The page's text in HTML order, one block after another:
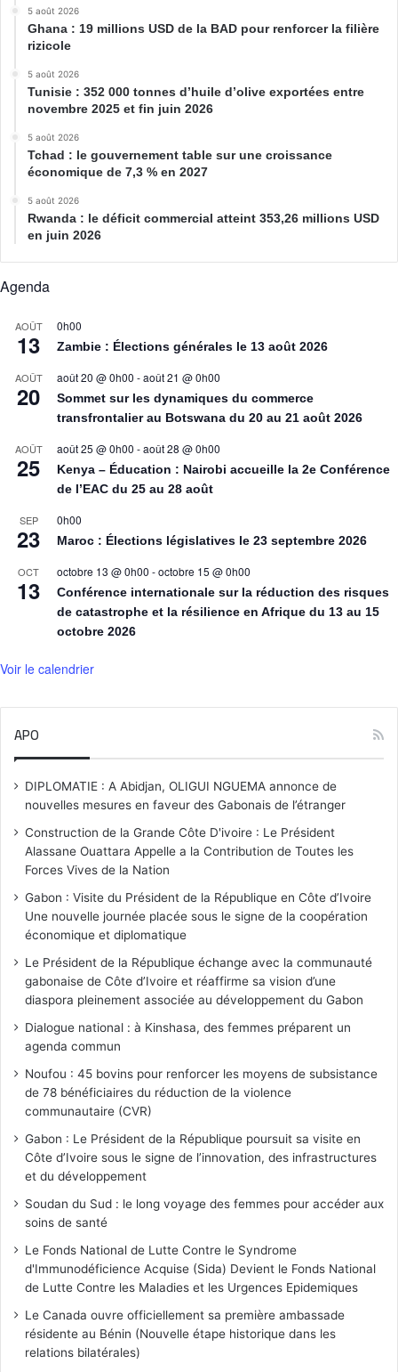
5 août 2026
Ghana : 19 millions USD de la BAD pour renforcer la filière
rizicole
5 août 2026
Tunisie : 352 000 tonnes d’huile d’olive exportées entre
novembre 2025 et fin juin 2026
5 août 2026
Tchad : le gouvernement table sur une croissance
économique de 7,3 % en 2027
5 août 2026
Rwanda : le déficit commercial atteint 353,26 millions USD
en juin 2026
Agenda
AOÛT
13
0h00
Zambie : Élections générales le 13 août 2026
AOÛT
20
août 20 @ 0h00 -août 21 @ 0h00
Sommet sur les dynamiques du commerce
transfrontalier au Botswana du 20 au 21 août 2026
AOÛT
25
août 25 @ 0h00 -août 28 @ 0h00
Kenya – Éducation : Nairobi accueille la 2e Conférence
de l’EAC du 25 au 28 août
SEP
23
0h00
Maroc : Élections législatives le 23 septembre 2026
OCT
13
octobre 13 @ 0h00 -octobre 15 @ 0h00
Conférence internationale sur la réduction des risques
de catastrophe et la résilience en Afrique du 13 au 15
octobre 2026
Voir le calendrier
APO
DIPLOMATIE : A Abidjan, OLIGUI NGUEMA annonce de
nouvelles mesures en faveur des Gabonais de l’étranger
Construction de la Grande Côte D'ivoire : Le Président
Alassane Ouattara Appelle a la Contribution de Toutes les
Forces Vives de la Nation
Gabon : Visite du Président de la République en Côte d’Ivoire
Une nouvelle journée placée sous le signe de la coopération
économique et diplomatique
Le Président de la République échange avec la communauté
gabonaise de Côte d’Ivoire et réaffirme sa vision d’une
diaspora pleinement associée au développement du Gabon
Dialogue national : à Kinshasa, des femmes préparent un
agenda commun
Noufou : 45 bovins pour renforcer les moyens de subsistance
de 78 bénéficiaires du réduction de la violence
communautaire (CVR)
Gabon : Le Président de la République poursuit sa visite en
Côte d’Ivoire sous le signe de l’innovation, des infrastructures
et du développement
Soudan du Sud : le long voyage des femmes pour accéder aux
soins de santé
Le Fonds National de Lutte Contre le Syndrome
d'Immunodéficience Acquise (Sida) Devient le Fonds National
de Lutte Contre les Maladies et les Urgences Epidemiques
Le Canada ouvre officiellement sa première ambassade
résidente au Bénin (Nouvelle étape historique dans les
relations bilatérales)